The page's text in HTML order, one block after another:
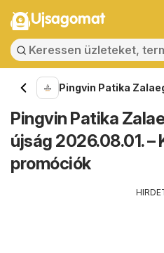
Ujsagomat
Pingvin Patika
Pingvin Patika
újság 2026.08.01. –
promóciók